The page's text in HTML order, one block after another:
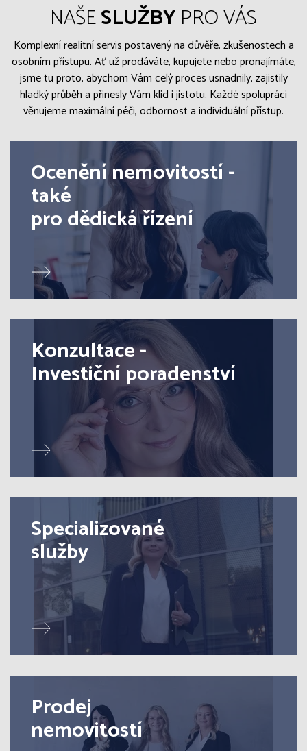
NAŠESLUŽBY PRO VÁS
Komplexní realitní servis postavený na důvěře, zkušenostech a
osobním přístupu. Ať už prodáváte, kupujete nebo pronajímáte,
jsme tu proto, abychom Vám celý proces usnadnily, zajistily
hladký průběh a přinesly Vám klid i jistotu. Každé spolupráci
věnujeme maximální péči, odbornost a individuální přístup.
Ocenění nemovitostí -
také
pro dědická řízení
Konzultace -
Investiční poradenství
Specializované
služby
Prodej
nemovitostí